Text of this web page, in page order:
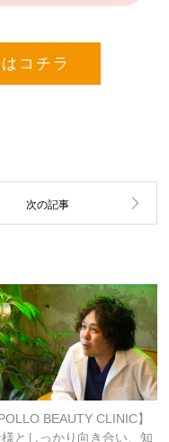
コチラ
BEAUTY CLINIC】
としっかり向き合い、知